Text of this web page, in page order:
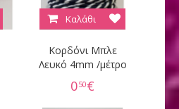
Κορδόνι Μπλε
Λευκό 4mm /μέτρο
050€
Καλάθι